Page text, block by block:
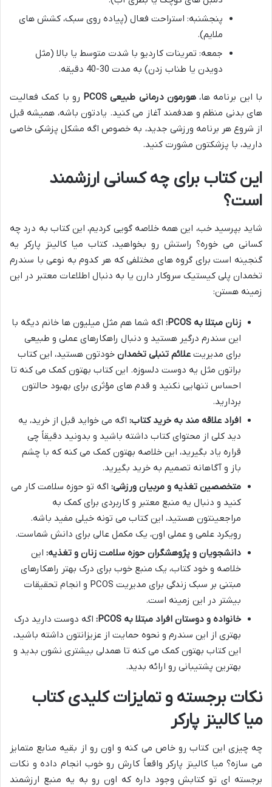
پنجشنبه: استراحت فعال (پیاده روی سبک، کشش های
ملایم).
جمعه: تمرینات کاردیو با شدت متوسط یا بالا (مثل
دویدن یا طناب زدن) به مدت 30-40 دقیقه.
با این برنامه ها،هورمون درمانی طبیعی PCOS
رو با کمک فعالیت
های بدنی منظم و هدفمند آغاز می کنید. یادتون باشه، همیشه قبل
از شروع هر برنامه ورزشی جدید، به خصوص اگه مشکل پزشکی خاصی
دارید، با پزشکتون مشورت کنید.
این کتاب برای چه کسانی ارزشمند
است؟
شاید بپرسید خب، این همه خلاصه گویی کردیم، این کتاب به درد چه
کسانی می خوره؟ راستش رو بخواهید، کتاب میا کالینز پارکر یه
گنجینه است برای گروه های مختلفی که هر کدوم به نوعی با سندرم
تخمدان پلی کیستیک سروکار دارن یا به دنبال اطلاعات معتبر در این
زمینه هستن:
زنان مبتلا به PCOS:
اگه شما هم مثل میلیون ها خانم دیگه با
این سندرم درگیر هستید و دنبال راهکارهای عملی و طبیعی
برای مدیریت علائم تنبلی تخمدان خودتون هستید، این کتاب
براتون مثل یه دوست دلسوزه. این کتاب بهتون کمک می کنه تا
احساس تنهایی نکنید و قدم های مؤثری برای بهبود حالتون
بردارید.
افراد علاقه مند به خرید کتاب: اگه می خواید قبل از خرید، یه
دید کلی از محتوای کتاب داشته باشید و بدونید دقیقاً چی
قراره یاد بگیرید، این خلاصه بهتون کمک می کنه که با چشم
باز و آگاهانه تصمیم به خرید بگیرید.
متخصصین تغذیه و مربیان ورزشی: اگه تو حوزه سلامت کار می
کنید و دنبال یه منبع معتبر و کاربردی برای کمک به
مراجعینتون هستید، این کتاب می تونه خیلی مفید باشه.
رویکرد علمی و عملی اون، یک مکمل عالی برای دانش شماست.
دانشجویان و پژوهشگران حوزه سلامت زنان و تغذیه: این
خلاصه و خود کتاب، یک منبع خوب برای درک بهتر راهکارهای
مبتنی بر سبک زندگی برای مدیریت PCOS و انجام تحقیقات
بیشتر در این زمینه است.
خانواده و دوستان افراد مبتلا به PCOS:
اگه دوست دارید درک
بهتری از این سندرم و نحوه حمایت از عزیزانتون داشته باشید،
این کتاب بهتون کمک می کنه تا همدلی بیشتری نشون بدید و
بهترین پشتیبانی رو ارائه بدید.
نکات برجسته و تمایزات کلیدی کتاب
میا کالینز پارکر
چه چیزی این کتاب رو خاص می کنه و اون رو از بقیه منابع متمایز
می سازه؟ میا کالینز پارکر واقعاً کارش رو خوب انجام داده و نکات
برجسته ای تو کتابش وجود داره که اون رو به یه منبع ارزشمند